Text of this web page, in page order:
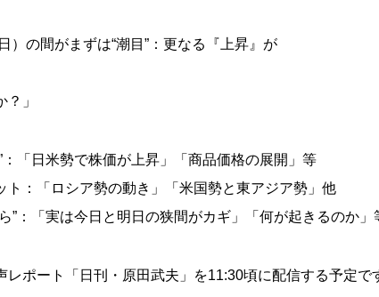
）の間がまずは“潮目”：更なる『上昇』が
」
「日米勢で株価が上昇」「商品価格の展開」等
：「ロシア勢の動き」「米国勢と東アジア勢」他
”：「実は今日と明日の狭間がカギ」「何が起きるのか」
ポート「日刊・原田武夫」を11:30頃に配信する予定で